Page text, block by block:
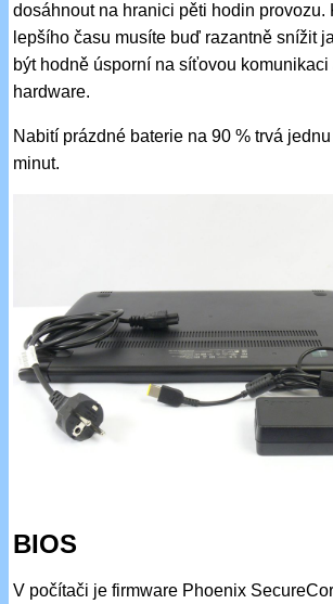
dosáhnout na hranici pěti hodin provozu.
lepšího času musíte buď razantně snížit
být hodně úsporní na síťovou
hardware.
Nabití prázdné baterie na 90 % trvá
minut.
BIOS
V počítači je firmware Phoenix